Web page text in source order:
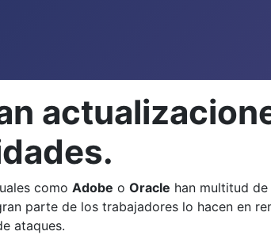
como Adobe o Oracle han multitud
parte de los trabajadores lo hacen en
ataques.